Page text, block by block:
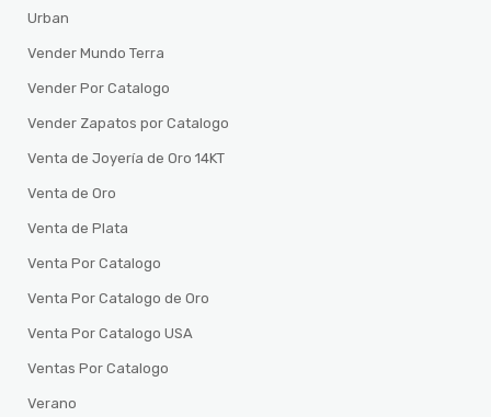
Urban
Vender Mundo Terra
Vender Por Catalogo
Vender Zapatos por Catalogo
Venta de Joyería de Oro 14KT
Venta de Oro
Venta de Plata
Venta Por Catalogo
Venta Por Catalogo de Oro
Venta Por Catalogo USA
Ventas Por Catalogo
Verano